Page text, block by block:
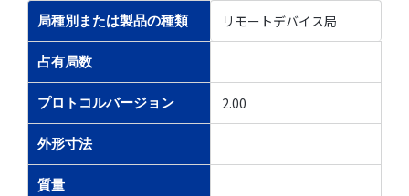
局種別または製品の種類 リモートデバイス局
占有局数
プロトコルバージョン 2.00
外形寸法
質量